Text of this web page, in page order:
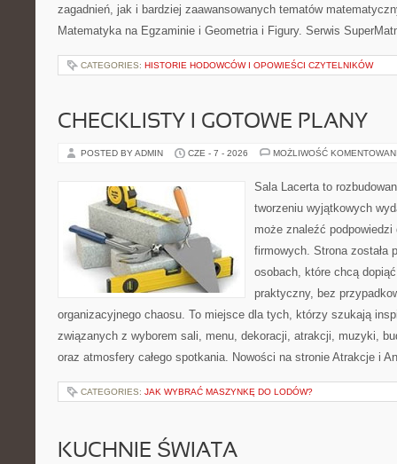
zagadnień, jak i bardziej zaawansowanych tematów
Matematyka na Egzaminie i Geometria i Figury. Serwis
CATEGORIES: HISTORIE HODOWCÓW I OPOWIEŚCI CZYTELNIKÓW
CHECKLISTY I GOTOWE PLANY
POSTED BY ADMIN CZE - 7 - 2026 MOŻLIWOŚĆ
Sala Lacerta to
tworzeniu wyjątkowych
może znaleźć
firmowych. Strona została
osobach, które chcą
praktyczny, bez
organizacyjnego chaosu. To miejsce dla tych, którzy szukają
związanych z wyborem sali, menu, dekoracji, atrakcji, muzyki,
oraz atmosfery całego spotkania. Nowości na stronie Atrakcje i
CATEGORIES: JAK WYBRAĆ MASZYNKĘ DO LODÓW?
KUCHNIE ŚWIATA